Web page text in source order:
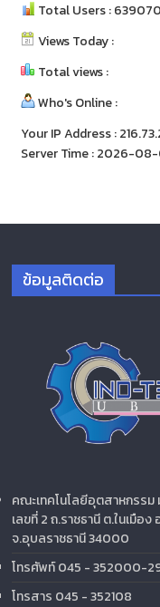
Total Users : 639070
Views Today :
Total views :
Who's Online :
Your IP Address :
Server Time : 2026-
ข้อมูลติดต่อ
คณะเทคโนโลยีอุตสาหกรร
เลขที่ 2 ถ.ราชธานี ต.ในเมือง
จ.อุบลราชธานี 34000
โทรศัพท์ 045 - 352000-
โทรสาร 045 - 352108